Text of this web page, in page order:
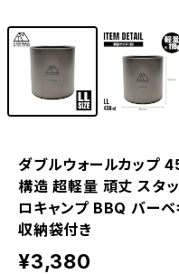
ダブルウォールカップ
構造 超軽量 頑丈 スタ
ロキャンプ BBQ バーベ
収納袋付き
¥3,380